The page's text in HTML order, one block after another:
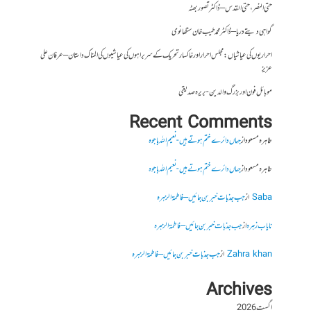
حتی النصر ، حتی القدس – ڈاکٹر تصور بھٹہ
گواہی دیتے دریا – ڈاکٹر محمد طیب خان سنگھانوی
احراریوں کی عیاشیاں : مجلس احرار اور خاکسار تحریک کے سربراہوں کی عیاشیوں کی المناک داستان – عرفان علی
عزیز
موبائل فون اور بزرگ والدین- بریرہ صدیقی
Recent Comments
طاہرہ مسعودازجہاں دائرے ختم ہوتے ہیں- نعیم اللہ باجوہ
طاہرہ مسعودازجہاں دائرے ختم ہوتے ہیں- نعیم اللہ باجوہ
Sabaازجب جذبات خبر بن جائیں – فاطمۃالزہرہ
نایاب زہرہازجب جذبات خبر بن جائیں – فاطمۃالزہرہ
Zahra khanازجب جذبات خبر بن جائیں – فاطمۃالزہرہ
Archives
اگست 2026